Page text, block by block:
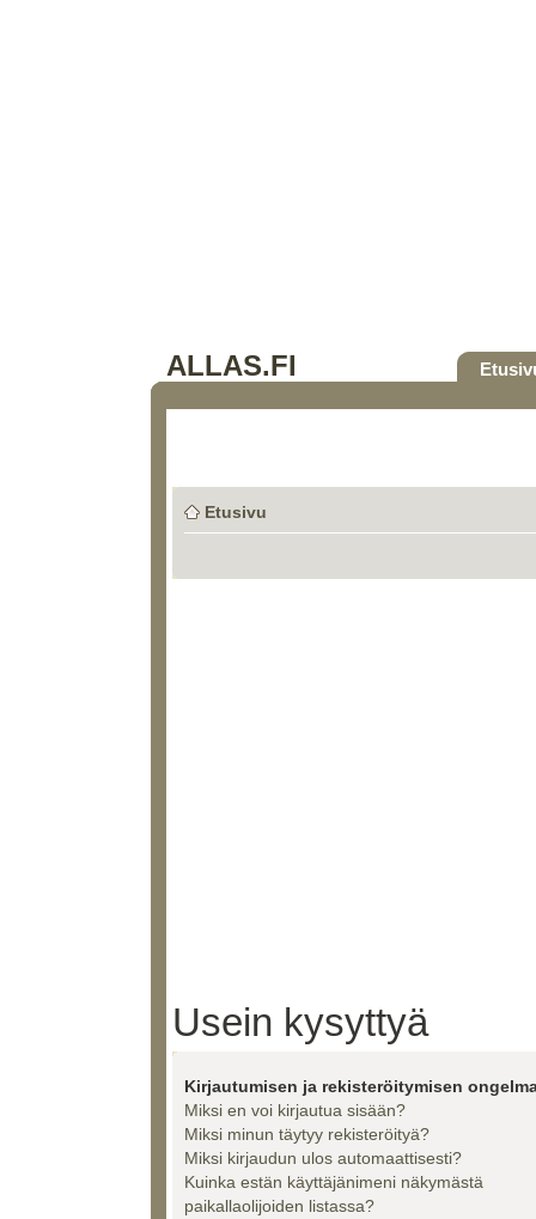
ALLAS.FI
Etusivu
Usein kysyttyä
Kirjautumisen ja rekisteröitymisen
Miksi en voi kirjautua sisään?
Miksi minun täytyy rekisteröityä?
Miksi kirjaudun ulos automaattisesti?
Kuinka estän käyttäjänimeni näkymästä
paikallaolijoiden listassa?